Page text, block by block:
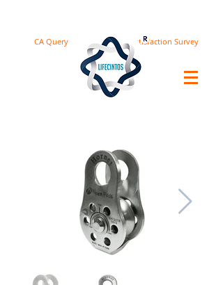
Satisfaction Survey
CA Query